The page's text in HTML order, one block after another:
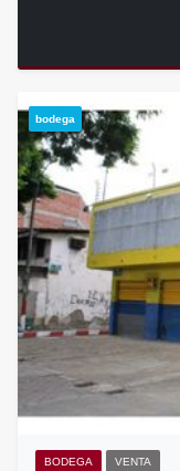
bodega
BODEGA VENTA